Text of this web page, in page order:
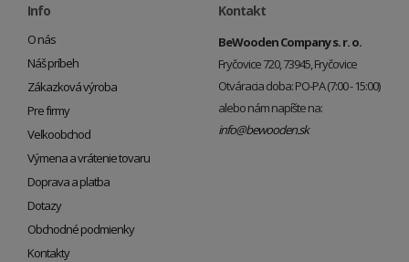
Info
O nás
Náš príbeh
Zákazková výroba
Pre firmy
Veľkoobchod
Výmena a vrátenie tovaru
Doprava a platba
Dotazy
Obchodné podmienky
Kontakty
Kontakt
BeWooden Company s. r. o.
Fryčovice 720, 73945, Fryčovice
Otváracia doba: PO-PA (7:00 - 15:00)
alebo nám napíšte na:
info@bewooden.sk